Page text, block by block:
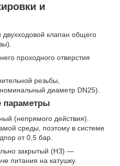
и
клапан общего
проходного отверстия
резьбы,
диаметр DN25).
параметры
(непрямого действия).
среды, поэтому в системе
от 0,5 бар.
закрытый (НЗ) —
питания на катушку.